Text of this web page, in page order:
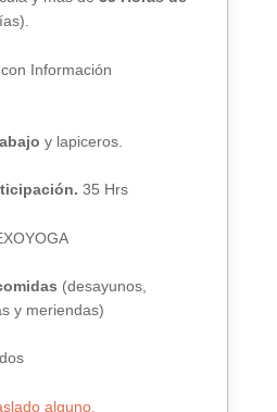
con Información
y lapiceros.
35 Hrs
(desayunos,
y meriendas)
alguno.